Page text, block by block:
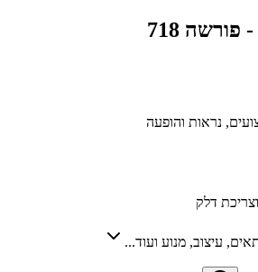
- פורשה 718
נראות והופעה
דלק
עיצוב, מנוע ועוד...